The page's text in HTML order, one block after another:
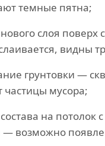
темные пятна;
слоя поверх
видны
грунтовки —
частицы мусора;
на потолок
возможно